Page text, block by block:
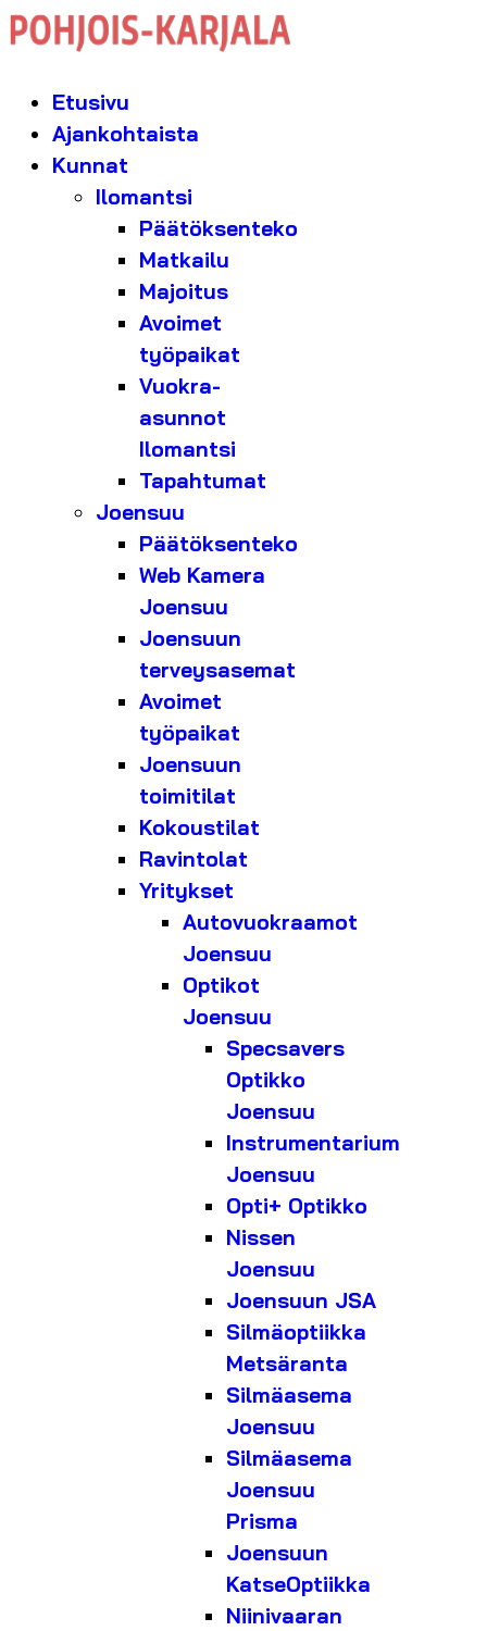
Etusivu
Ajankohtaista
Kunnat
Ilomantsi
Päätöksenteko
Matkailu
Majoitus
Avoimet
työpaikat
Vuokra-
asunnot
Ilomantsi
Tapahtumat
Joensuu
Päätöksenteko
Web Kamera
Joensuu
Joensuun
terveysasemat
Avoimet
työpaikat
Joensuun
toimitilat
Kokoustilat
Ravintolat
Yritykset
Autovuokraamot
Joensuu
Optikot
Joensuu
Specsavers
Optikko
Joensuu
Instrumentarium
Joensuu
Opti+ Optikko
Nissen
Joensuu
Joensuun JSA
Silmäoptiikka
Metsäranta
Silmäasema
Joensuu
Silmäasema
Joensuu
Prisma
Joensuun
KatseOptiikka
Niinivaaran